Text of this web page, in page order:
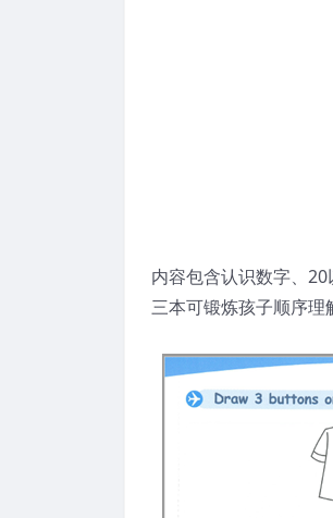
内容包含认识数字、
三本可锻炼孩子顺序理